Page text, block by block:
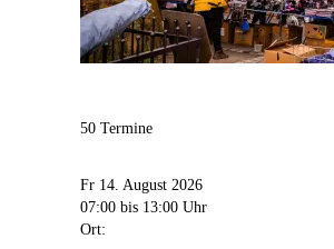
50 Termine
Fr 14. August 2026
07:00 bis 13:00 Uhr
Ort: